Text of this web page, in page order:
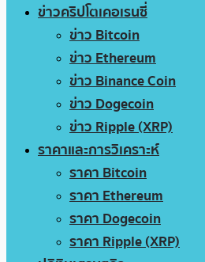
ข่าวคริปโตเคอเรนซี่
ข่าว Bitcoin
ข่าว Ethereum
ข่าว Binance Coin
ข่าว Dogecoin
ข่าว Ripple (XRP)
ราคาและการวิเคราะห์
ราคา Bitcoin
ราคา Ethereum
ราคา Dogecoin
ราคา Ripple (XRP)